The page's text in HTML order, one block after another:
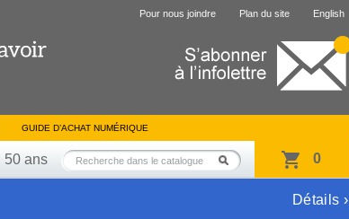
Pour nous joindre Plan du site English
GUIDE D’ACHAT NUMÉRIQUE
50 ans 0
Détails ›